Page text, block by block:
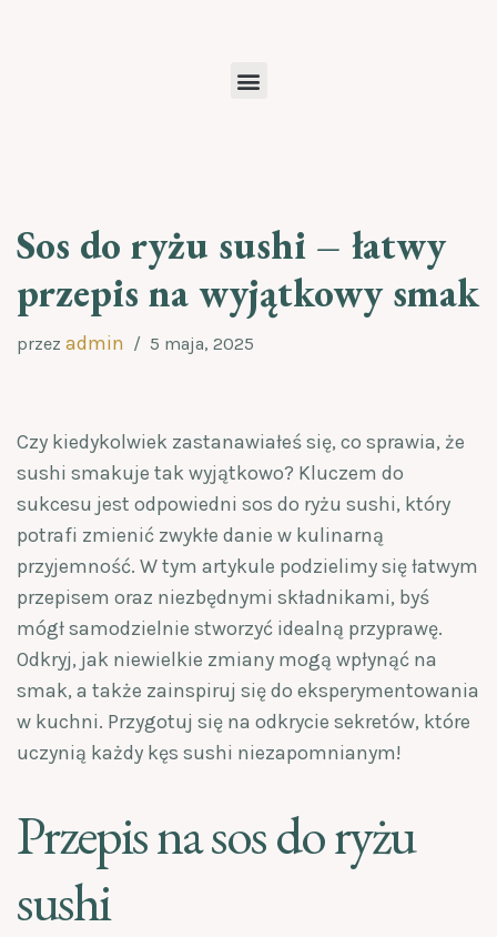
Sos do ryżu sushi – łatwy
przepis na wyjątkowy smak
przez admin 5 maja, 2025
Czy kiedykolwiek zastanawiałeś się, co sprawia, że
sushi smakuje tak wyjątkowo? Kluczem do
sukcesu jest odpowiedni sos do ryżu sushi, który
potrafi zmienić zwykłe danie w kulinarną
przyjemność. W tym artykule podzielimy się łatwym
przepisem oraz niezbędnymi składnikami, byś
mógł samodzielnie stworzyć idealną przyprawę.
Odkryj, jak niewielkie zmiany mogą wpłynąć na
smak, a także zainspiruj się do eksperymentowania
w kuchni. Przygotuj się na odkrycie sekretów, które
uczynią każdy kęs sushi niezapomnianym!
Przepis na sos do ryżu
sushi